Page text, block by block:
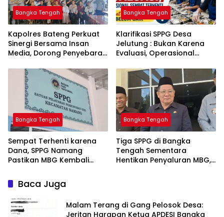
Bangka Tengah
‎Kapolres Bateng Perkuat
Sinergi Bersama Insan
Media, Dorong Penyebaran
Layanan Polri 110
Bangka Tengah
‎Klarifikasi SPPG Desa
Jelutung : Bukan Karena
Evaluasi, Operasional
Dana Banper Belum Cair
Bangka Tengah
‎Sempat Terhenti karena
Dana, SPPG Namang
Pastikan MBG Kembali
Bangka Tengah
‎Tiga SPPG di Bangka
Tengah Sementara
Hentikan Penyaluran MBG,
Baca Juga
Malam Terang di Gang Pelosok Desa:
Jeritan Harapan Ketua APDESI Bangka